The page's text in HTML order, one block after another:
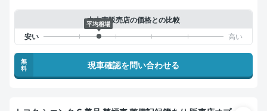
中古車販売店の価格との比較
平均相場
無
料
現車確認を問い合わせる